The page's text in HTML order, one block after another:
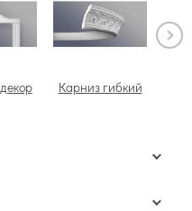
Карниз гибкий
безупречным